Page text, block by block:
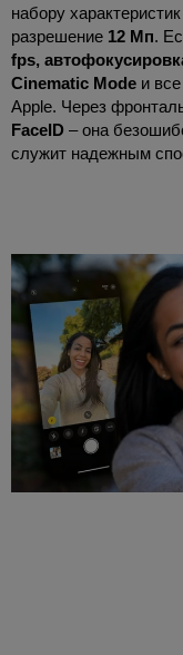
набору
разрешение 12 Мп.
fps,
Cinematic Mode и
Apple. Через
FaceID – она
служит надежным